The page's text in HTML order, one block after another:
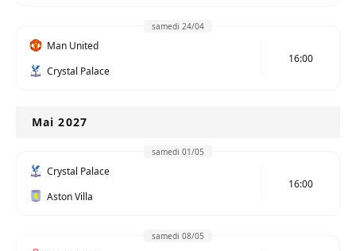
samedi 24/04
Man United
Crystal Palace
16:00
Mai 2027
samedi 01/05
Crystal Palace
Aston Villa
16:00
samedi 08/05